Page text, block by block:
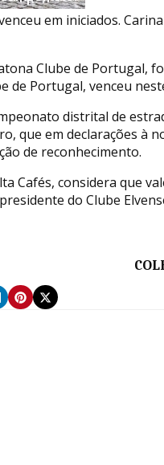
em iniciados.
Clube de Portugal,
de Portugal, venceu
distrital de
que em declarações à
de reconhecimento.
Cafés, considera que
do Clube